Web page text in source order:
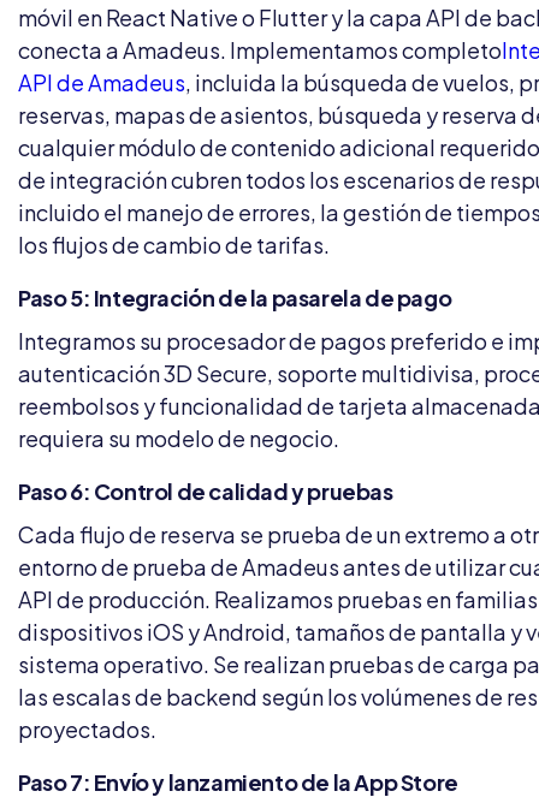
móvil en React Native o Flutter y la capa API de
conecta a Amadeus. Implementamos completo
API de Amadeus, incluida la búsqueda de vuelos,
reservas, mapas de asientos, búsqueda y reserva
cualquier módulo de contenido adicional
de integración cubren todos los escenarios de
incluido el manejo de errores, la gestión de
los flujos de cambio de tarifas.
Paso 5: Integración de la pasarela de pago
Integramos su procesador de pagos preferido e
autenticación 3D Secure, soporte multidivisa,
reembolsos y funcionalidad de tarjeta
requiera su modelo de negocio.
Paso 6: Control de calidad y pruebas
Cada flujo de reserva se prueba de un extremo a
entorno de prueba de Amadeus antes de utilizar
API de producción. Realizamos pruebas en
dispositivos iOS y Android, tamaños de pantalla y
sistema operativo. Se realizan pruebas de carga
las escalas de backend según los volúmenes de
proyectados.
Paso 7: Envío y lanzamiento de la App Store